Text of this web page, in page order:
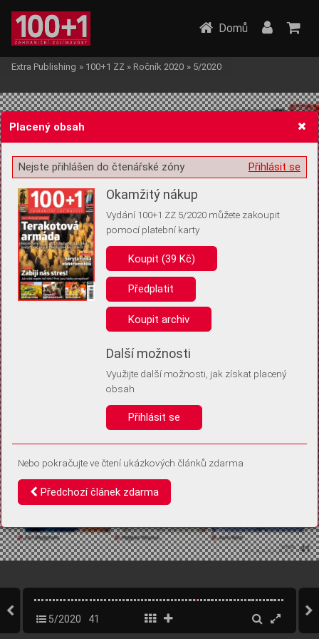
Žádost o souhlas s ukládáním volitelných informací
Pro základní fungování webu nepotřebujeme ukládat žádné informace
(tzv. cookies apod.). Rádi bychom vás ale požádali o souhlas s
uložením volitelných informací:
Anonymní unikátní ID
Díky němu příště poznáme, že se jedná o stejné zařízení, a
Identifikátor je zcela anonymní.
Vaše souhlasy a odmítnutí si ukládáme do vašeho zařízení, abychom se
vás už příště znovu neptali. Můžete je kdykoli později upravit ve Správě
Domů
Extra Publishing » 100+1 ZZ » Ročník 2020 » 5/2020
5/2020 41
Placený obsah
Přihlásit se
Nejste přihlášen do čtenářské zóny
Okamžitý nákup
Vydání 100+1 ZZ 5/2020 můžete zakoupit
pomocí platební karty
Koupit (39 Kč)
Předplatit
Koupit archiv
Další možnosti
Využijte další možnosti, jak získat placený
obsah
Přihlásit se
Nebo pokračujte ve čtení ukázkových článků zdarma
Předchozí článek zdarma